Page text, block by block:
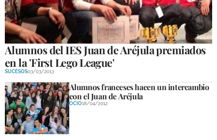
Alumnos del IES Juan de Aréjula premiados
en la 'First Lego League'
SUCESOS03/03/2013
Alumnos franceses hacen un intercambio
con el Juan de Aréjula
OCIO18/04/2012